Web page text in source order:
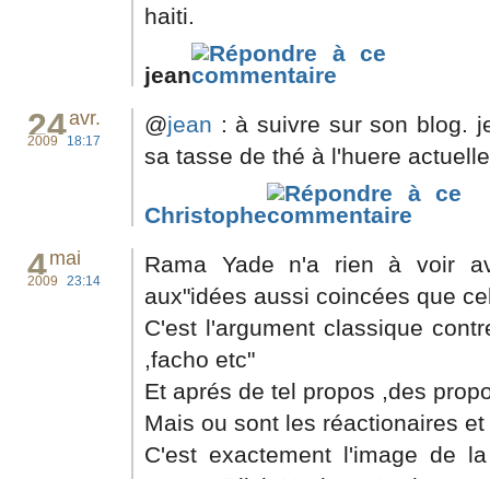
haiti.
jean
24avr.
2009 18:17
@jean : à suivre sur son blog.
sa tasse de thé à l'huere
Christophe
4mai
2009 23:14
Rama Yade n'a rien à voir
aux"idées aussi coincées que
C'est l'argument classique
,facho etc"
Et aprés de tel propos ,des
Mais ou sont les réactionaires
C'est exactement l'image de